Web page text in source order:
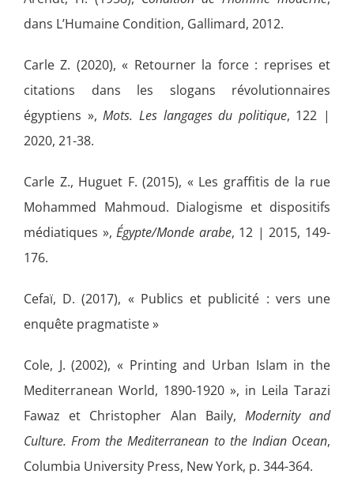
dans L’Humaine Condition, Gallimard, 2012.
Carle Z. (2020), « Retourner la force : reprises et
citations dans les slogans révolutionnaires
égyptiens »,Mots. Les langages du politique, 122 |
2020, 21-38.
Carle Z., Huguet F. (2015), « Les graffitis de la rue
Mohammed Mahmoud. Dialogisme et dispositifs
médiatiques »,Égypte/Monde arabe, 12 | 2015, 149-
176.
Cefaï, D. (2017), « Publics et publicité : vers une
enquête pragmatiste »
Cole, J. (2002), « Printing and Urban Islam in the
Mediterranean World, 1890-1920 », in Leila Tarazi
Fawaz et Christopher Alan Baily, Modernity and
Culture. From the Mediterranean to the Indian Ocean,
Columbia University Press, New York, p. 344-364.